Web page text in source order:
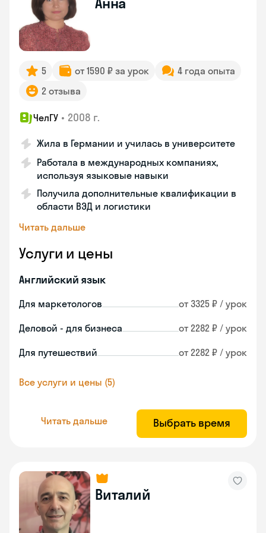
5 от 1590 ₽ за урок
4 года опыта
2 отзыва
ЧелГУ • 2008 г.
Жила в Германии и училась в университете
Работала в международных компаниях,
используя языковые навыки
Получила дополнительные квалификации в
области ВЭД и логистики
Читать дальше
Услуги и цены
Английский язык
Для маркетологов от 3325 ₽ / урок
Деловой - для бизнеса от 2282 ₽ / урок
Для путешествий от 2282 ₽ / урок
Все услуги и цены (5)
Читать дальше Выбрать время
Виталий